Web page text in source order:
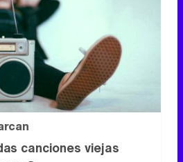
canciones viejas